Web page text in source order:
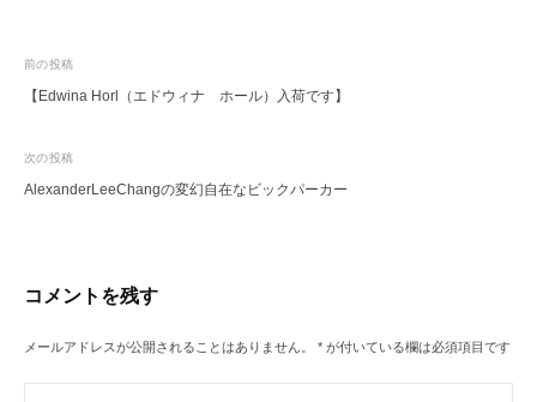
投
稿
ビ
ゲ
ョ
ン
前の投稿
【Edwina Horl（エドウィナ ホール）入荷です】
次の投稿
AlexanderLeeChangの変幻自在なビックパーカー
コメントを残す
メールアドレスが公開されることはありません。 * が付いている欄は必須項目です